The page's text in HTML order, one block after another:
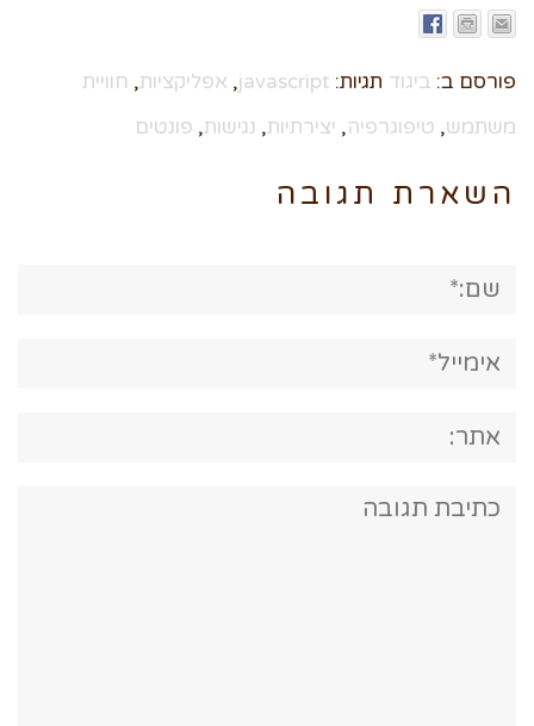
פורסם ב: ביגוד תגיות: javascript
, אפליקציות, חוויית
משתמש, טיפוגרפיה, יצירתיות, נגישות, פונטים
השארת תגובה
שם:*
אימייל*
אתר:
תגובה: